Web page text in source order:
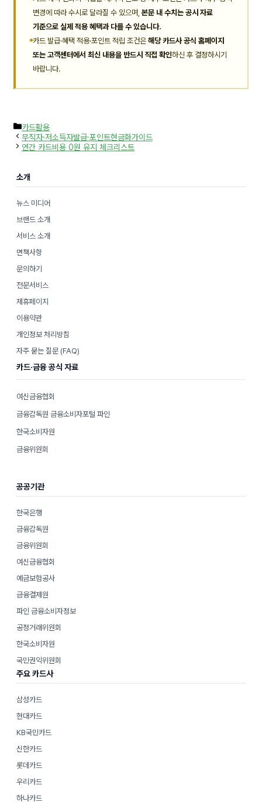
변경에 따라 수시로 달라질 수 있으며,본문 내 수치는 공시 자료
기준으로 실제 적용 혜택과 다를 수 있습니다.
카드 발급·혜택 적용·포인트 적립 조건은 해당 카드사 공식 홈페이지
또는 고객센터에서 최신 내용을 반드시 직접 확인하신 후 결정하시기
바랍니다.
카
테
고
리
카드활용
무직자·저소득자발급·포인트현금화가이드
연간 카드비용 0원 유지 체크리스트
소개
뉴스 미디어
브랜드 소개
서비스 소개
면책사항
문의하기
전문서비스
제휴페이지
이용약관
개인정보 처리방침
자주 묻는 질문 (FAQ)
카드·금융 공식 자료
여신금융협회
금융감독원 금융소비자포털 파인
한국소비자원
금융위원회
공공기관
한국은행
금융감독원
금융위원회
여신금융협회
예금보험공사
금융결제원
파인 금융소비자정보
공정거래위원회
한국소비자원
국민권익위원회
주요 카드사
삼성카드
현대카드
KB국민카드
신한카드
롯데카드
우리카드
하나카드